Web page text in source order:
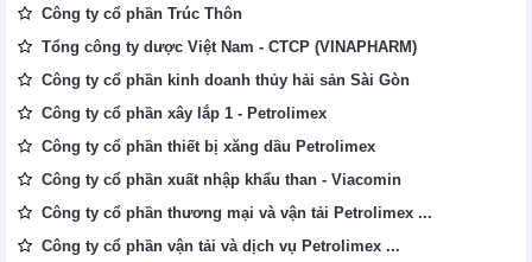
Công ty cổ phần Trúc Thôn
Tổng công ty dược Việt Nam - CTCP (VINAPHARM)
Công ty cổ phần kinh doanh thủy hải sản Sài Gòn
Công ty cổ phần xây lắp 1 - Petrolimex
Công ty cổ phần thiết bị xăng dầu Petrolimex
Công ty cổ phần xuất nhập khẩu than - Viacomin
Công ty cổ phần thương mại và vận tải Petrolimex ...
Công ty cổ phần vận tải và dịch vụ Petrolimex ...